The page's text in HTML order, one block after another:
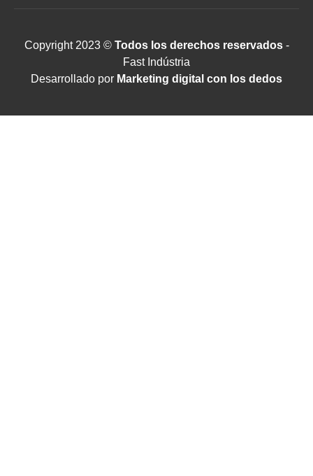
Copyright 2023 © Todos los derechos reservados-
Fast Indústria
Desarrollado por Marketing digital con los dedos